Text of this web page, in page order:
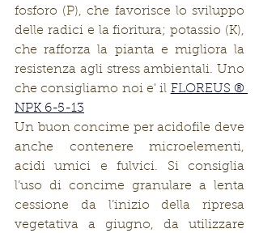
fosforo (P), che favorisce lo sviluppo
delle radici e la fioritura; potassio (K),
che rafforza la pianta e migliora la
resistenza agli stress ambientali. Uno
che consigliamo noi e' il FLOREUS ®
NPK 6-5-13
Un buon concime per acidofile deve
anche contenere microelementi,
acidi umici e fulvici. Si consiglia
l’uso di concime granulare a lenta
cessione da l’inizio della ripresa
vegetativa a giugno, da utilizzare